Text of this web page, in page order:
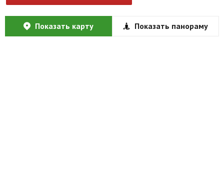
Показать карту Показать панораму